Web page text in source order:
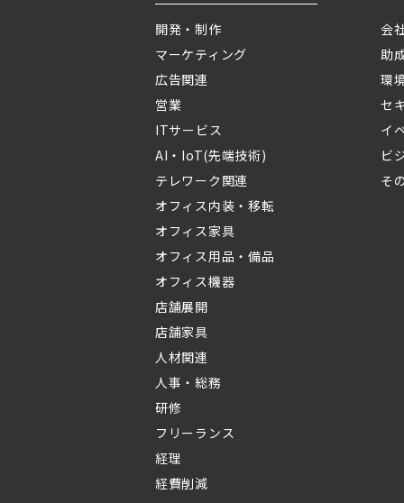
開発・制作
マーケティング
広告関連
営業
ITサービス
AI・IoT(先端技術)
テレワーク関連
オフィス内装・移転
オフィス家具
オフィス用品・備品
オフィス機器
店舗展開
店舗家具
人材関連
人事・総務
研修
フリーランス
経理
経費削減
会
助
環
セ
イ
ビ
そ